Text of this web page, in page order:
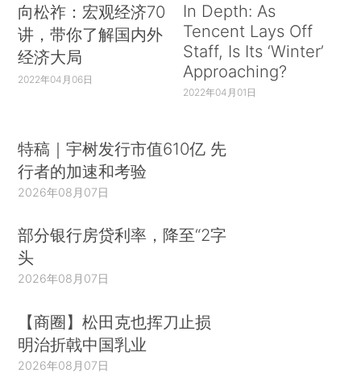
向松祚：宏观经济70
讲，带你了解国内外
经济大局
2022年04月06日
In Depth: As
Tencent Lays Off
Staff, Is Its ‘Winter’
Approaching?
2022年04月01日
特稿｜宇树发行市值610亿 先
行者的加速和考验
2026年08月07日
部分银行房贷利率，降至“2字
头
2026年08月07日
【商圈】松田克也挥刀止损
明治折戟中国乳业
2026年08月07日